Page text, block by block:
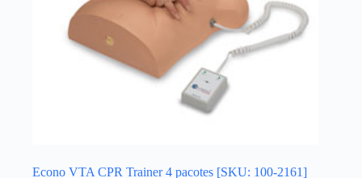
Econo VTA CPR Trainer 4 pacotes [SKU: 100-2161]